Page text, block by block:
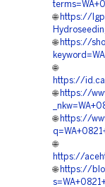
🌐 https://
🌐 https://
🌐
https://
🌐 https://
🌐 https://
🌐
https://
🌐 https://